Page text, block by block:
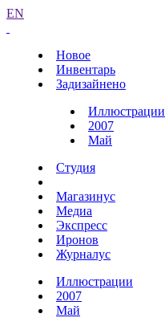
EN
Новое
Инвентарь
Задизайнено
Иллюстрации
2007
Май
Студия
Магазинус
Медиа
Экспресс
Иронов
Журналус
Иллюстрации
2007
Май